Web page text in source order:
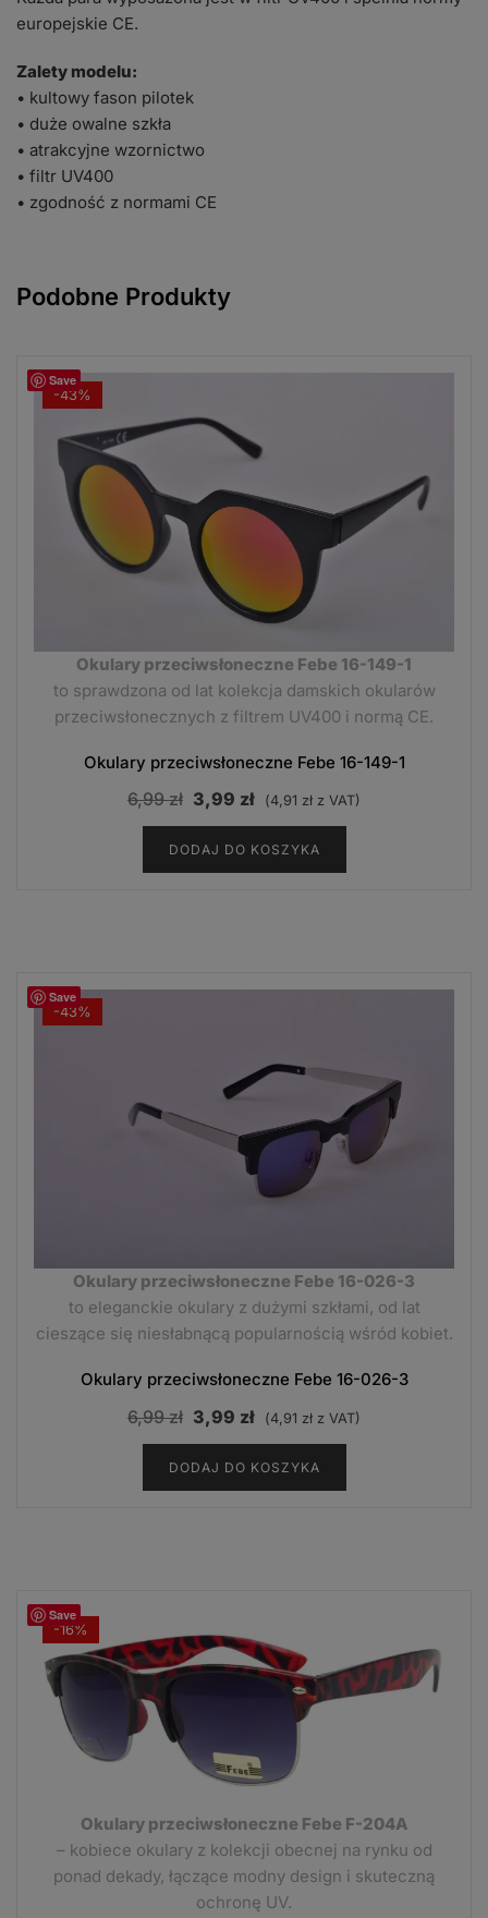
europejskie CE.
Zalety modelu:
• kultowy fason pilotek
• duże owalne szkła
• atrakcyjne wzornictwo
• filtr UV400
• zgodność z normami CE
Podobne Produkty
Save
-43%
Okulary przeciwsłoneczne Febe 16-149-1
to sprawdzona od lat kolekcja damskich okularów
przeciwsłonecznych z filtrem UV400 i normą CE.
Okulary przeciwsłoneczne Febe 16-149-1
6,99zł Pierwotna
cena
wynosiła:
6,99 zł.
3,99 zł Aktualna
cena
wynosi:
3,99 zł.
(4,91 zł z VAT)
DODAJ DO KOSZYKA
Save
-43%
Okulary przeciwsłoneczne Febe 16-026-3
to eleganckie okulary z dużymi szkłami, od lat
cieszące się niesłabnącą popularnością wśród kobiet.
Okulary przeciwsłoneczne Febe 16-026-3
6,99zł Pierwotna
cena
wynosiła:
6,99 zł.
3,99 zł Aktualna
cena
wynosi:
3,99 zł.
(4,91 zł z VAT)
DODAJ DO KOSZYKA
Save
-16%
Okulary przeciwsłoneczne Febe F-204A
– kobiece okulary z kolekcji obecnej na rynku od
ponad dekady, łączące modny design i skuteczną
ochronę UV.